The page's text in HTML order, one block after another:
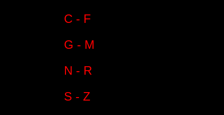
C - F
G - M
N - R
S - Z